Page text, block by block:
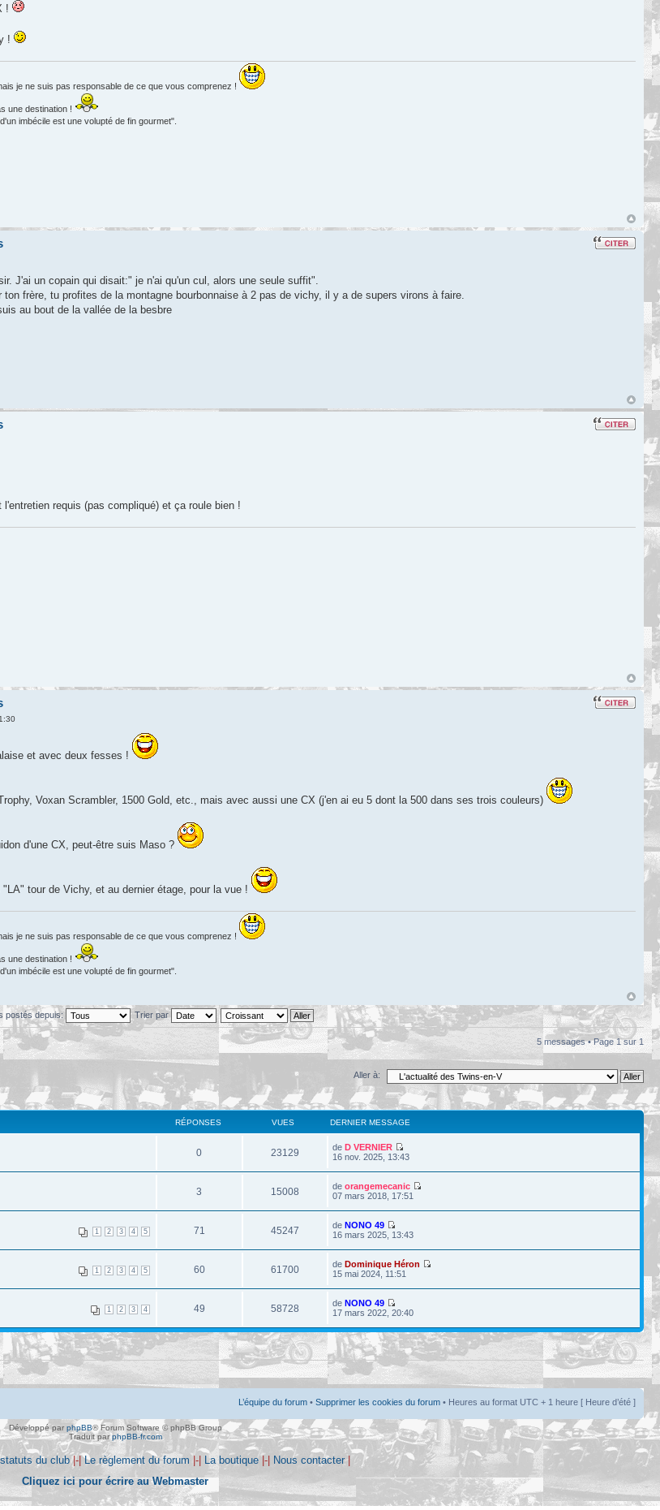
!
!
je ne suis pas responsable de ce que vous comprenez !
une destination !
imbécile est une volupté de fin gourmet".
J'ai un copain qui disait:" je n'ai qu'un cul, alors une seule suffit".
frère, tu profites de la montagne bourbonnaise à 2 pas de vichy, il y a de supers virons à faire.
au bout de la vallée de la besbre
requis (pas compliqué) et ça roule bien !
et avec deux fesses !
Voxan Scrambler, 1500 Gold, etc., mais avec aussi une CX (j'en ai eu 5 dont la 500 dans ses trois couleurs)
d'une CX, peut-être suis Maso ?
tour de Vichy, et au dernier étage, pour la vue !
je ne suis pas responsable de ce que vous comprenez !
une destination !
imbécile est une volupté de fin gourmet".
postés depuis: Trier par
5 messages • Page1sur 1
Aller à:
RÉPONSES VUES DERNIER MESSAGE
0 23129 deD VERNIER
16 nov. 2025, 13:43
3 15008 deorangemecanic
07 mars 2018, 17:51
1 2 3 4 5 71 45247 deNONO 49
16 mars 2025, 13:43
1 2 3 4 5 60 61700 deDominique Héron
15 mai 2024, 11:51
1 2 3 4 49 58728 deNONO 49
17 mars 2022, 20:40
L’équipe du forum • Supprimer les cookies du forum • Heures au format UTC + 1 heure [ Heure d’été ]
Développé par phpBB® Forum Software © phpBB Group
Traduit parphpBB-fr.com
du club|-|Le règlement du forum |-| La boutique |-| Nous contacter|
Cliquez ici pour écrire au Webmaster